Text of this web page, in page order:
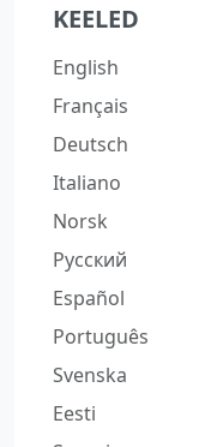
KEELED
English
Français
Deutsch
Italiano
Norsk
Русский
Español
Português
Svenska
Eesti